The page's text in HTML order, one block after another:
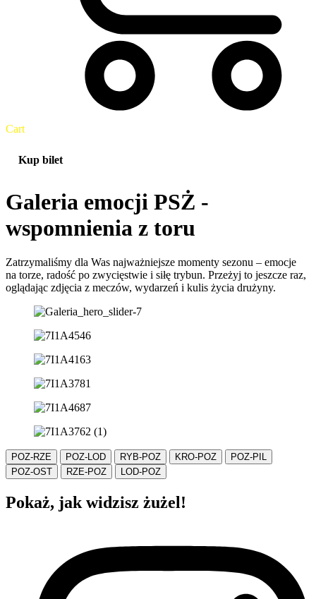
Cart
Kup bilet
Galeria emocji PSŻ -
wspomnienia z toru
Zatrzymaliśmy dla Was najważniejsze momenty sezonu – emocje
na torze, radość po zwycięstwie i siłę trybun. Przeżyj to jeszcze raz,
oglądając zdjęcia z meczów, wydarzeń i kulis życia drużyny.
POZ-RZE POZ-LOD RYB-POZ KRO-POZ
POZ-PIL
POZ-OST
RZE-POZ LOD-POZ
Pokaż, jak widzisz żużel!